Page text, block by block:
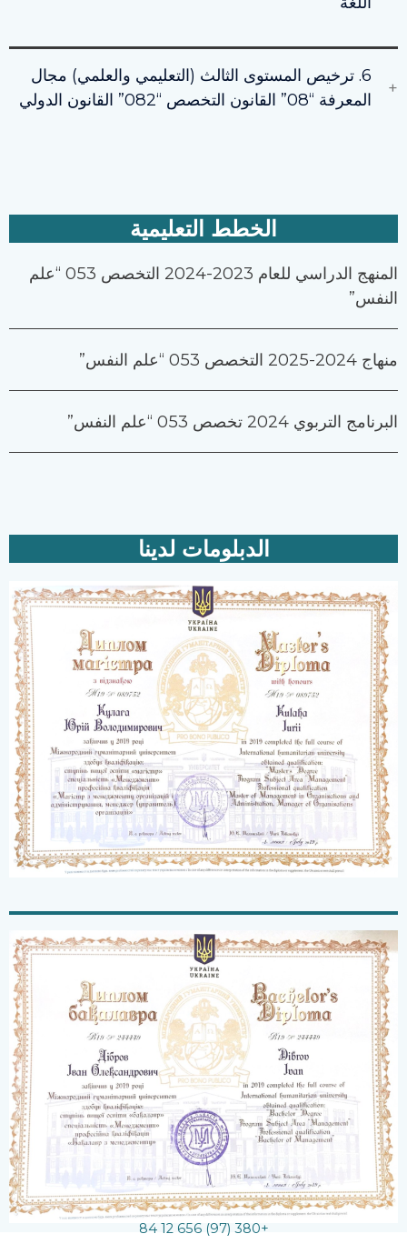
6. ترخيص المستوى الثالث (التعليمي والعلمي) مجال
المعرفة “08” القانون التخصص “082” القانون الدولي
الخطط التعليمية
المنهج الدراسي للعام 2023-2024 التخصص 053 “علم
النفس”
منهاج 2024-2025 التخصص 053 “علم النفس”
البرنامج التربوي 2024 تخصص 053 “علم النفس”
الدبلومات لدينا
يتصل
+380 (97) 656 12 84